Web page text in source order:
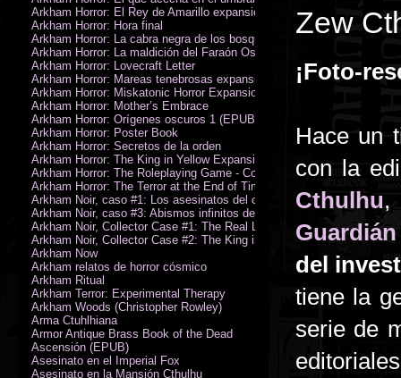
Zew
¡Foto-
Hace un
con la
Cthulhu,
Guardián
del
tiene la
serie de
Arkham Horror: El Rey de Amarillo expansión
Arkham Horror: Hora final
Arkham Horror: La cabra negra de los bosques expansión
Arkham Horror: La maldición del Faraón Oscuro expansión (revisada)
Arkham Horror: Lovecraft Letter
Arkham Horror: Mareas tenebrosas expansión
Arkham Horror: Miskatonic Horror Expansion
Arkham Horror: Mother’s Embrace
Arkham Horror: Orígenes oscuros 1 (EPUB)
Arkham Horror: Poster Book
Arkham Horror: Secretos de la orden
Arkham Horror: The King in Yellow Expansion
Arkham Horror: The Roleplaying Game - Core Rulebook (PDF)
Arkham Horror: The Terror at the End of Time
Arkham Noir, caso #1: Los asesinatos del culto de la bruja
Arkham Noir, caso #3: Abismos infinitos de oscuridad
Arkham Noir, Collector Case #1: The Real Leeds
Arkham Noir, Collector Case #2: The King in Yellow
Arkham Now
Arkham relatos de horror cósmico
Arkham Ritual
Arkham Terror: Experimental Therapy
Arkham Woods (Christopher Rowley)
Arma Ctuhlhiana
Armor Antique Brass Book of the Dead
Ascensión (EPUB)
Asesinato en el Imperial Fox
Asesinato en la Mansión Cthulhu